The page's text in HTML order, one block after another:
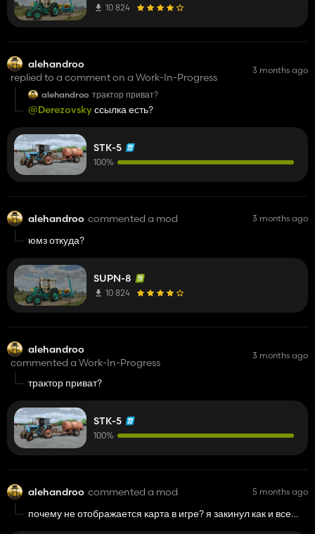
10 824
alehandroo
replied to a comment on a Work-In-Progress
3 months ago
alehandroo трактор приват?
@Derezovskyссылка есть?
STK-5
100%
alehandroo commented a mod 3 months ago
юмз откуда?
SUPN-8
10 824
alehandroo
commented a Work-In-Progress
3 months ago
трактор приват?
STK-5
100%
alehandroo commented a mod 5 months ago
почему не отображается карта в игре? я закинул как и все